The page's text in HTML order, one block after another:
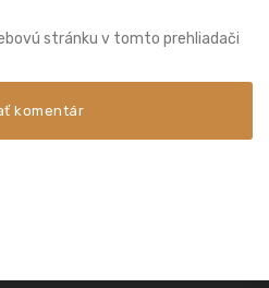
stránku v tomto prehliadači